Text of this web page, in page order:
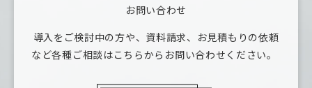
お問い合わせ
導入をご検討中の方や、資料請求、お見積もりの依頼
など各種ご相談はこちらからお問い合わせください。